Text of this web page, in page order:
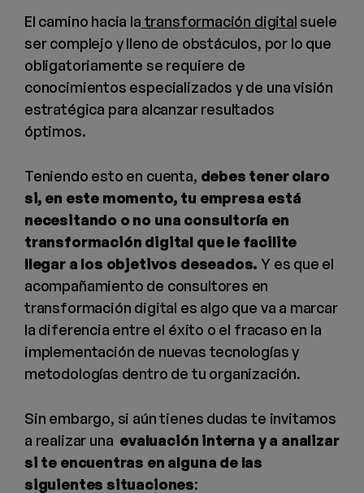
El camino hacia la transformación digital suele
ser complejo y lleno de obstáculos, por lo que
obligatoriamente se requiere de
conocimientos especializados y de una visión
estratégica para alcanzar resultados
óptimos.
Teniendo esto en cuenta, debes tener claro
si, en este momento, tu empresa está
necesitando o no una consultoría en
transformación digital que le facilite
llegar a los objetivos deseados. Y es que el
acompañamiento de consultores en
transformación digital es algo que va a marcar
la diferencia entre el éxito o el fracaso en la
implementación de nuevas tecnologías y
metodologías dentro de tu organización.
Sin embargo, si aún tienes dudas te invitamos
a realizar una evaluación interna y a analizar
si te encuentras en alguna de las
siguientes situaciones: